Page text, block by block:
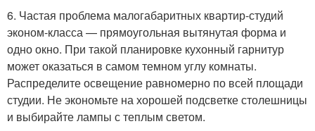
6. Частая проблема малогабаритных квартир-студий
эконом-класса — прямоугольная вытянутая форма и
одно окно. При такой планировке кухонный гарнитур
может оказаться в самом темном углу комнаты.
Распределите освещение равномерно по всей площади
студии. Не экономьте на хорошей подсветке столешницы
и выбирайте лампы с теплым светом.